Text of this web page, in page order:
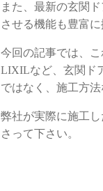
また、最新の玄関
させる機能も豊富に
今回の記事では、
LIXILなど、玄関ド
ではなく、施工方法
弊社が実際に施工
さって下さい。